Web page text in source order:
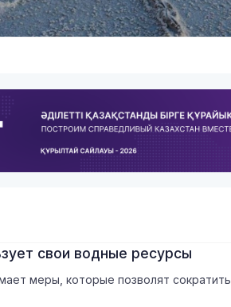
свои водные ресурсы
меры, которые позволят сократить